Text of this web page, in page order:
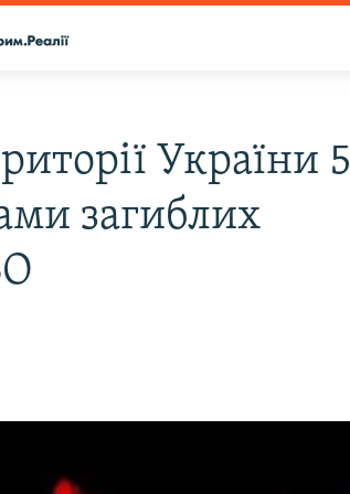
України 5
загиблих